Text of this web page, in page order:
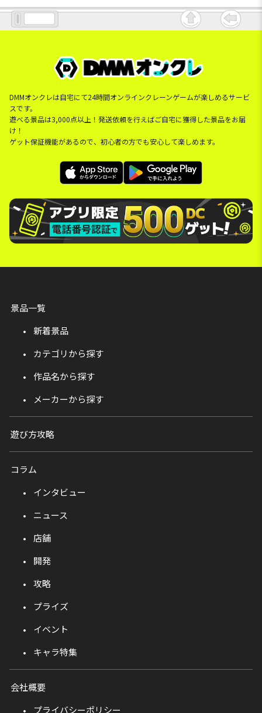
DMMオンクレは自宅にて24時間オンラインクレーンゲームが楽しめるサービ
スです。
遊べる景品は3,000点以上！発送依頼を行えばご自宅に獲得した景品をお届
け！
ゲット保証機能があるので、初心者の方でも安心して楽しめます。
景品一覧
新着景品
カテゴリから探す
作品名から探す
メーカーから探す
遊び方攻略
コラム
インタビュー
ニュース
店舗
開発
攻略
プライズ
イベント
キャラ特集
会社概要
プライバシーポリシー